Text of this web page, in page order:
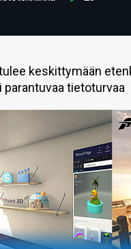
keskittymään
tietoturvaa